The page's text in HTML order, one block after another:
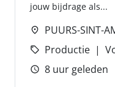
jouw bijdrage als...
PUURS-SINT-
Productie
8 uur geleden